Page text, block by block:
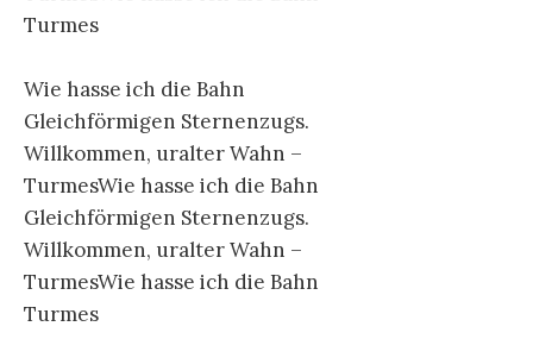
Turmes
Wie hasse ich die Bahn
Gleichförmigen Sternenzugs.
Willkommen, uralter Wahn –
TurmesWie hasse ich die Bahn
Gleichförmigen Sternenzugs.
Willkommen, uralter Wahn –
TurmesWie hasse ich die Bahn
Turmes